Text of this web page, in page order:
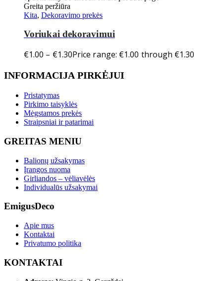
Greita peržiūra
Kita, Dekoravimo prekės
Voriukai dekoravimui
€1.00 – €1.30Price range: €1.00 through €1.30
INFORMACIJA PIRKĖJUI
Pristatymas
Pirkimo taisyklės
Mėgstamos prekės
Straipsniai ir patarimai
GREITAS MENIU
Balionų užsakymas
Įrangos nuoma
Girliandos – vėliavėlės
Individualūs užsakymai
EmigusDeco
Apie mus
Kontaktai
Privatumo politika
KONTAKTAI